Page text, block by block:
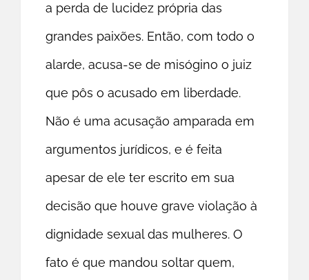
a perda de lucidez própria das
grandes paixões. Então, com todo o
alarde, acusa-se de misógino o juiz
que pôs o acusado em liberdade.
Não é uma acusação amparada em
argumentos jurídicos, e é feita
apesar de ele ter escrito em sua
decisão que houve grave violação à
dignidade sexual das mulheres. O
fato é que mandou soltar quem,